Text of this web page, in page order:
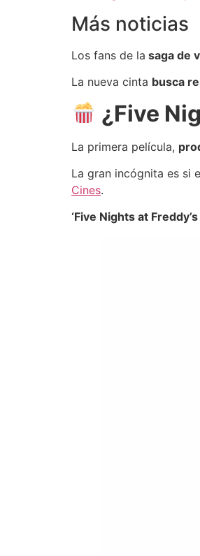
Más noticias
Los fans de la saga de
La nueva cinta busca
¿Five
La primera película,
La gran incógnita es si
Cines.
‘Five Nights at